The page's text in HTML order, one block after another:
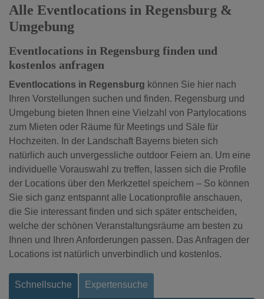
Regensburg
Alle Eventlocations in Regensburg &
Umgebung
Eventlocations in Regensburg finden und
kostenlos anfragen
Eventlocations in Regensburg können Sie hier nach
Ihren Vorstellungen suchen und finden. Regensburg und
Umgebung bieten Ihnen eine Vielzahl von Partylocations
zum Mieten oder Räume für Meetings und Säle für
Hochzeiten. In der Landschaft Bayerns bieten sich
natürlich auch unvergessliche outdoor Feiern an. Um eine
individuelle Vorauswahl zu treffen, lassen sich die Profile
der Locations über den Merkzettel speichern – So können
Sie sich ganz entspannt alle Locationprofile anschauen,
die Sie interessant finden und sich später entscheiden,
welche der schönen Veranstaltungsräume am besten zu
Ihnen und Ihren Anforderungen passen. Das Anfragen der
Locations ist natürlich unverbindlich und kostenlos.
Schnellsuche Expertensuche